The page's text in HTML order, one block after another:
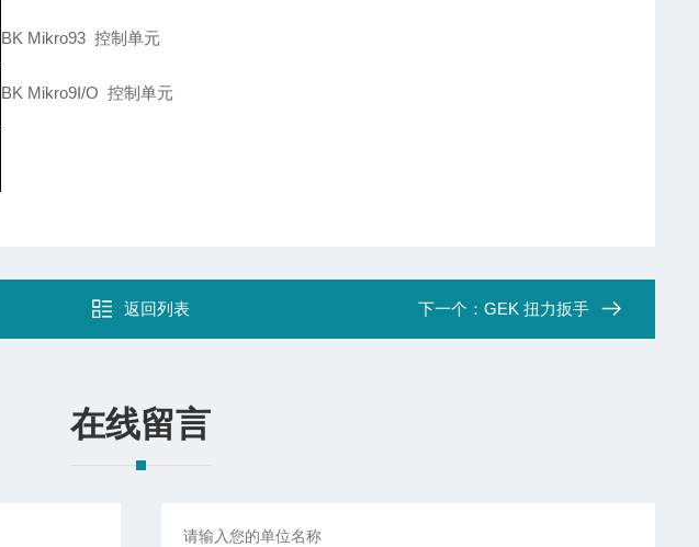
BK Mikro93 控制单元
BK Mikro9I/O 控制单元
返回列表 下一个： GEK 扭力扳手
在线留言